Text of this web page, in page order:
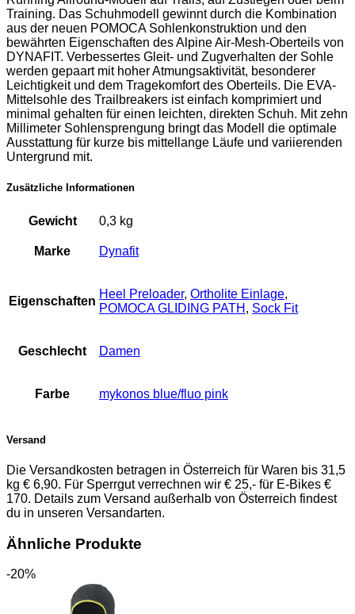
Training. Das Schuhmodell gewinnt durch die Kombination
aus der neuen POMOCA Sohlenkonstruktion und den
bewährten Eigenschaften des Alpine Air-Mesh-Oberteils von
DYNAFIT. Verbessertes Gleit- und Zugverhalten der Sohle
werden gepaart mit hoher Atmungsaktivität, besonderer
Leichtigkeit und dem Tragekomfort des Oberteils. Die EVA-
Mittelsohle des Trailbreakers ist einfach komprimiert und
minimal gehalten für einen leichten, direkten Schuh. Mit zehn
Millimeter Sohlensprengung bringt das Modell die optimale
Ausstattung für kurze bis mittellange Läufe und variierenden
Untergrund mit.
Zusätzliche Informationen
Gewicht 0,3 kg
Marke Dynafit
Eigenschaften
Heel Preloader, Ortholite Einlage,
POMOCA GLIDING PATH , Sock Fit
Geschlecht Damen
Farbe mykonos blue/fluo pink
Versand
Die Versandkosten betragen in Österreich für Waren bis 31,5
kg € 6,90. Für Sperrgut verrechnen wir € 25,- für E-Bikes €
170. Details zum Versand außerhalb von Österreich findest
du in unseren Versandarten.
Ähnliche Produkte
-20%